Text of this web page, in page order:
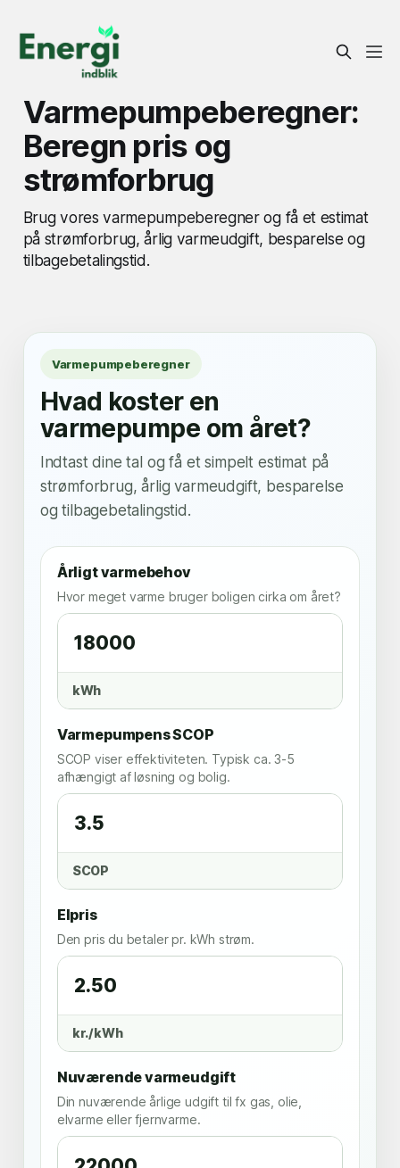
Varmepumpeberegner:
Beregn pris og
strømforbrug
Brug vores varmepumpeberegner og få et estimat
på strømforbrug, årlig varmeudgift, besparelse og
tilbagebetalingstid.
Varmepumpeberegner
Hvad koster en
varmepumpe om året?
Indtast dine tal og få et simpelt estimat på
strømforbrug, årlig varmeudgift, besparelse
og tilbagebetalingstid.
Årligt varmebehov
Hvor meget varme bruger boligen cirka om året?
kWh
Varmepumpens SCOP
SCOP viser effektiviteten. Typisk ca. 3-5
afhængigt af løsning og bolig.
SCOP
Elpris
Den pris du betaler pr. kWh strøm.
kr./kWh
Nuværende varmeudgift
Din nuværende årlige udgift til fx gas, olie,
elvarme eller fjernvarme.